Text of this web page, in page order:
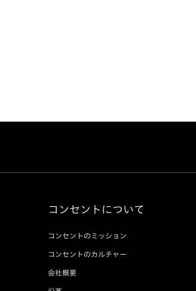
コンセントについて
コンセントのミッション
コンセントのカルチャー
会社概要